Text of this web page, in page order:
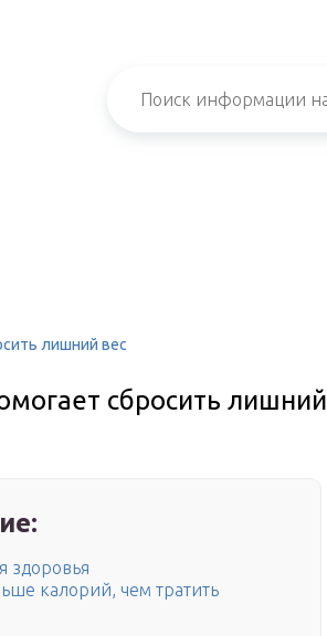
лишний вес
сбросить лишний
здоровья
калорий, чем тратить